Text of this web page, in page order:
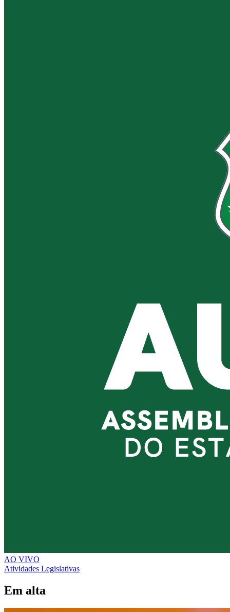
AO VIVO
Atividades Legislativas
Em alta